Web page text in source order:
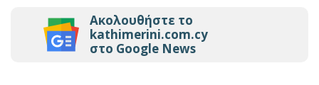
Ακολουθήστε το
kathimerini.com.cy
στο Google News